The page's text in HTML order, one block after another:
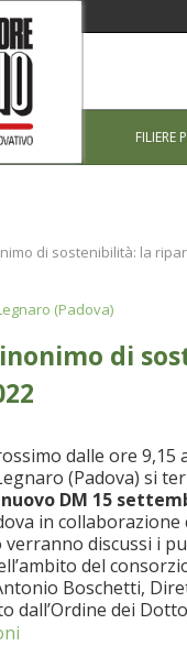
FILIERE
di sostenibilità: la
(Padova)
di
dalle ore 9,15
(Padova) si
DM 15
in
verranno discussi i
del
Boschetti,
dall’Ordine dei